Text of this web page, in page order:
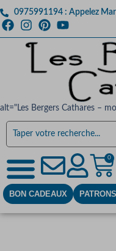
0975991194 : Appelez
alt="Les Bergers Cathares –
0
BON CADEAUX